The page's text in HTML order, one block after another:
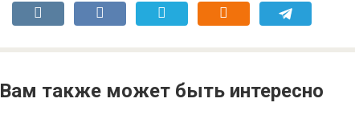
Вам также может быть интересно